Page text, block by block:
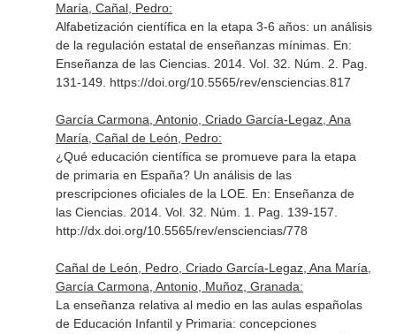
María, Cañal, Pedro:
Alfabetización científica en la etapa 3-6 años: un análisis
de la regulación estatal de enseñanzas mínimas. En:
Enseñanza de las Ciencias. 2014. Vol. 32. Núm. 2. Pag.
131-149. https://doi.org/10.5565/rev/ensciencias.817
García Carmona, Antonio, Criado García-Legaz, Ana
María, Cañal de León, Pedro:
¿Qué educación científica se promueve para la etapa
de primaria en España? Un análisis de las
prescripciones oficiales de la LOE. En: Enseñanza de
las Ciencias. 2014. Vol. 32. Núm. 1. Pag. 139-157.
http://dx.doi.org/10.5565/rev/ensciencias/778
Cañal de León, Pedro, Criado García-Legaz, Ana María,
García Carmona, Antonio, Muñoz, Granada:
La enseñanza relativa al medio en las aulas españolas
de Educación Infantil y Primaria: concepciones